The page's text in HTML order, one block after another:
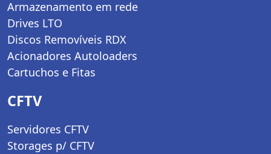
Armazenamento em rede
Drives LTO
Discos Removíveis RDX
Acionadores Autoloaders
Cartuchos e Fitas
CFTV
Servidores CFTV
Storages p/ CFTV